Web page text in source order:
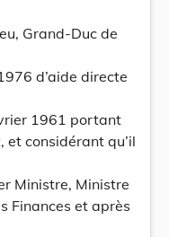
Grand-Duc de
d’aide directe
1961 portant
et considérant qu’il
Ministre, Ministre
Finances et après